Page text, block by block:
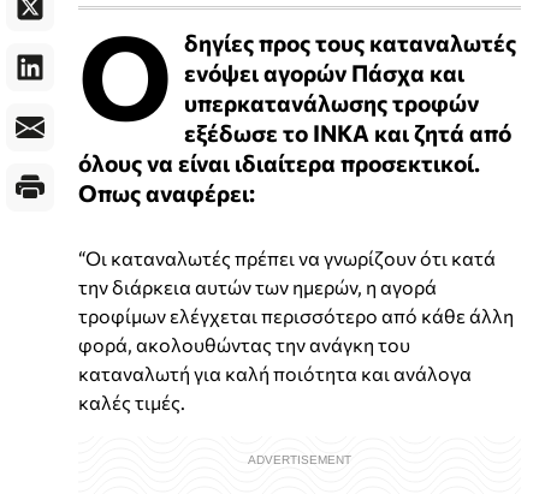
Ο δηγίες προς τους καταναλωτές
ενόψει αγορών Πάσχα και
υπερκατανάλωσης τροφών
εξέδωσε το ΙΝΚΑ και ζητά από
όλους να είναι ιδιαίτερα προσεκτικοί.
Οπως αναφέρει:
“Οι καταναλωτές πρέπει να γνωρίζουν ότι κατά
την διάρκεια αυτών των ημερών, η αγορά
τροφίμων ελέγχεται περισσότερο από κάθε άλλη
φορά, ακολουθώντας την ανάγκη του
καταναλωτή για καλή ποιότητα και ανάλογα
καλές τιμές.